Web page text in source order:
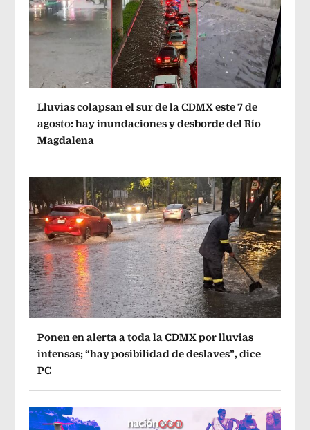
Lluvias colapsan el sur de la CDMX este 7 de
agosto: hay inundaciones y desborde del Río
Magdalena
Ponen en alerta a toda la CDMX por lluvias
intensas; “hay posibilidad de deslaves”, dice
PC